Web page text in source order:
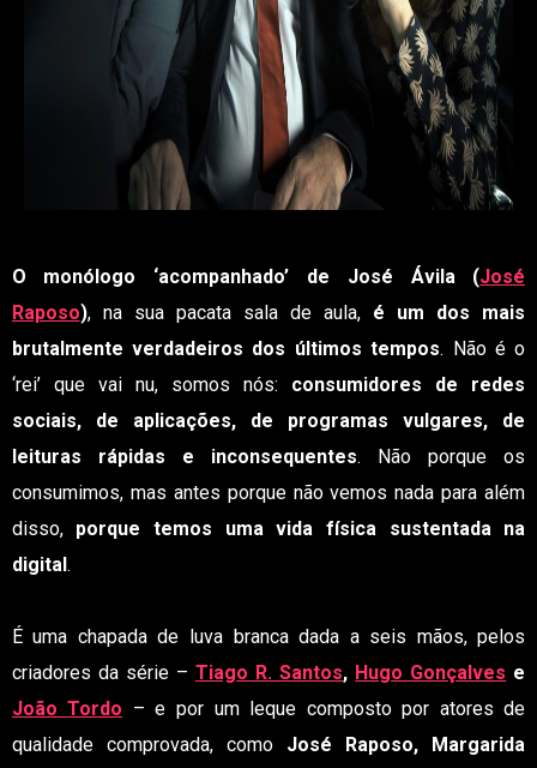
O monólogo ‘acompanhado’ de José Ávila (José
Raposo), na sua pacata sala de aula, é um dos mais
brutalmente verdadeiros dos últimos tempos. Não é o
‘rei’ que vai nu, somos nós: consumidores de redes
sociais, de aplicações, de programas vulgares, de
leituras rápidas e inconsequentes. Não porque os
consumimos, mas antes porque não vemos nada para além
disso, porque temos uma vida física sustentada na
digital.
É uma chapada de luva branca dada a seis mãos, pelos
criadores da série – Tiago R. Santos, Hugo Gonçalves e
João Tordo – e por um leque composto por atores de
qualidade comprovada, como José Raposo, Margarida